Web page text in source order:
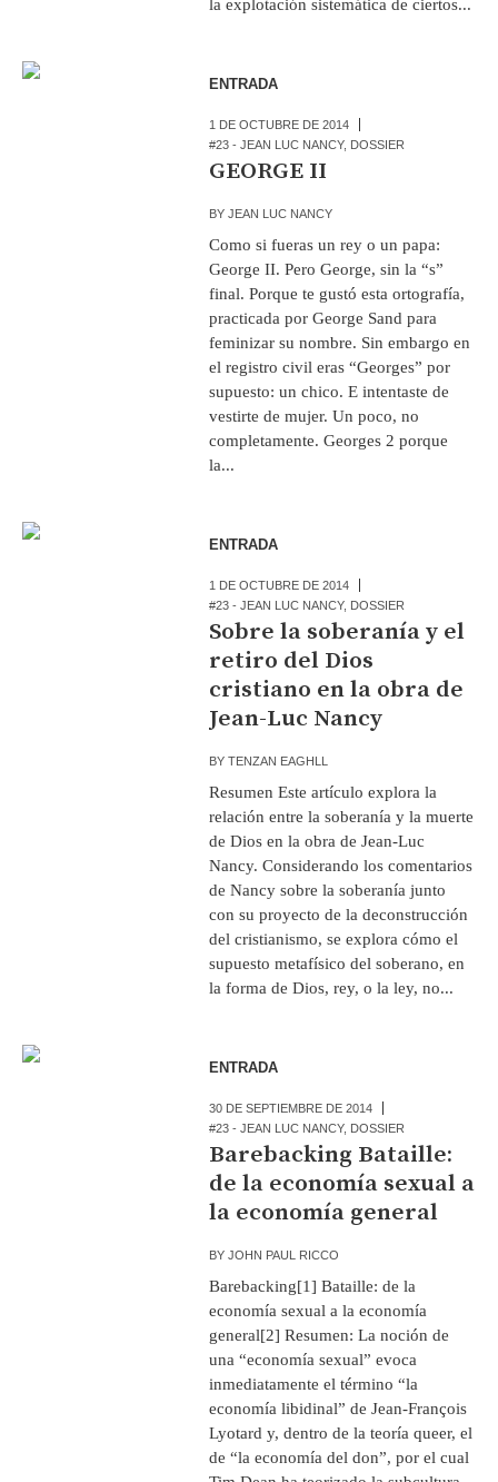
la explotación sistemática de ciertos...
ENTRADA
1 DE OCTUBRE DE 2014
#23 - JEAN LUC NANCY, DOSSIER
GEORGE II
BYJEAN LUC NANCY
Como si fueras un rey o un papa:
George II. Pero George, sin la “s”
final. Porque te gustó esta ortografía,
practicada por George Sand para
feminizar su nombre. Sin embargo en
el registro civil eras “Georges” por
supuesto: un chico. E intentaste de
vestirte de mujer. Un poco, no
completamente. Georges 2 porque
la...
ENTRADA
1 DE OCTUBRE DE 2014
#23 - JEAN LUC NANCY, DOSSIER
Sobre la soberanía y el
retiro del Dios
cristiano en la obra de
Jean-Luc Nancy
BYTENZAN EAGHLL
Resumen Este artículo explora la
relación entre la soberanía y la muerte
de Dios en la obra de Jean-Luc
Nancy. Considerando los comentarios
de Nancy sobre la soberanía junto
con su proyecto de la deconstrucción
del cristianismo, se explora cómo el
supuesto metafísico del soberano, en
la forma de Dios, rey, o la ley, no...
ENTRADA
30 DE SEPTIEMBRE DE 2014
#23 - JEAN LUC NANCY, DOSSIER
Barebacking Bataille:
de la economía sexual a
la economía general
BYJOHN PAUL RICCO
Barebacking[1] Bataille: de la
economía sexual a la economía
general[2] Resumen: La noción de
una “economía sexual” evoca
inmediatamente el término “la
economía libidinal” de Jean-François
Lyotard y, dentro de la teoría queer, el
de “la economía del don”, por el cual